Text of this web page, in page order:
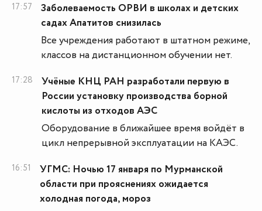
17:57
Заболеваемость ОРВИ в школах и детских
садах Апатитов снизилась
Все учреждения работают в штатном режиме,
классов на дистанционном обучении нет.
17:28
Учёные КНЦ РАН разработали первую в
России установку производства борной
кислоты из отходов АЭС
Оборудование в ближайшее время войдёт в
цикл непрерывной эксплуатации на КАЭС.
16:51
УГМС: Ночью 17 января по Мурманской
области при прояснениях ожидается
холодная погода, мороз